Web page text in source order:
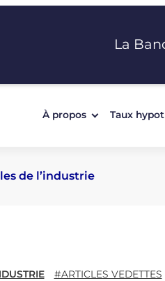
La
À propos Taux
de l’industrie
#ARTICLES VEDETTES